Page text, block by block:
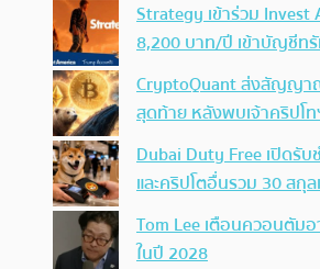
Strategy เข้าร่วม
8,200 บาท/ปี เข้าบัญชีท
CryptoQuant ส่งสัญญา
สุดท้าย หลังพบเจ้าคริปโท
Dubai Duty Free เปิดรับ
และคริปโตอื่นรวม 30 สกุ
Tom Lee เตือนควอนตัมอ
ในปี 2028